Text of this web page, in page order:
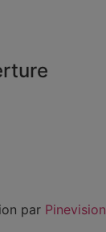
par Pinevision